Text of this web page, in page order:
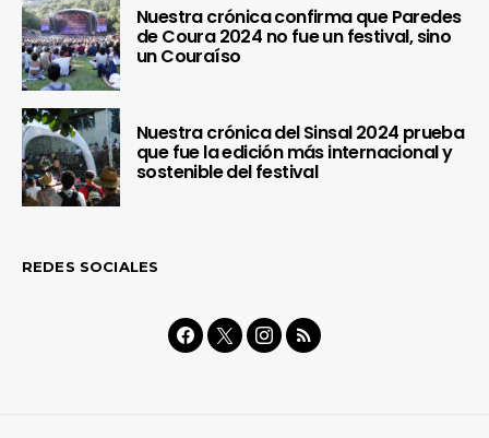
Nuestra crónica confirma que Paredes
de Coura 2024 no fue un festival, sino
un Couraíso
Nuestra crónica del Sinsal 2024 prueba
que fue la edición más internacional y
sostenible del festival
REDES SOCIALES